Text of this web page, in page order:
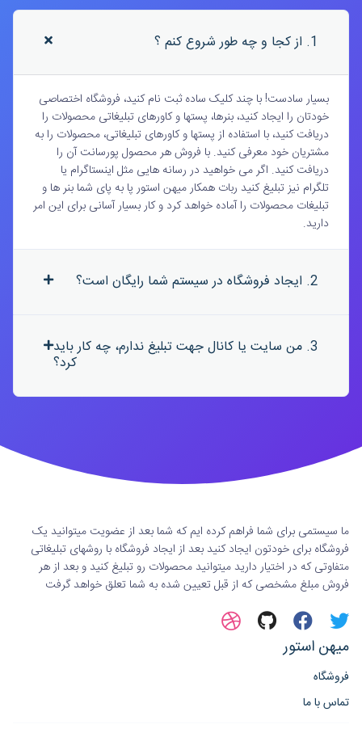
1. از کجا و چه طور شروع کنم ؟
بسیار سادست! با چند کلیک ساده ثبت نام کنید، فروشگاه اختصاصی
خودتان را ایجاد کنید، بنرها، پستها و کاورهای تبلیغاتی محصولات را
دریافت کنید، با استفاده از پستها و کاورهای تبلیغاتی، محصولات را به
مشتریان خود معرفی کنید. با فروش هر محصول پورسانت آن را
دریافت کنید. اگر می خواهید در رسانه هایی مثل اینستاگرام یا
تلگرام نیز تبلیغ کنید ربات همکار میهن استور پا به پای شما بنر ها و
تبلیغات محصولات را آماده خواهد کرد و کار بسیار آسانی برای این امر
دارید.
2. ایجاد فروشگاه در سیستم شما رایگان است؟
3. من سایت یا کانال جهت تبلیغ ندارم، چه کار باید
کرد؟
ما سیستمی برای شما فراهم کرده ایم که شما بعد از عضویت میتوانید یک
فروشگاه برای خودتون ایجاد کنید بعد از ایجاد فروشگاه با روشهای تبلیغاتی
متفاوتی که در اختیار دارید میتوانید محصولات رو تبلیغ کنید و بعد از هر
فروش مبلغ مشخصی که از قبل تعیین شده به شما تعلق خواهد گرفت
میهن استور
فروشگاه
تماس با ما